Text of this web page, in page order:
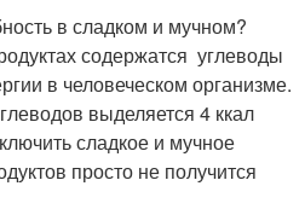
в сладком и мучном?
содержатся углеводы
в человеческом организме.
выделяется 4 ккал
сладкое и мучное
просто не получится